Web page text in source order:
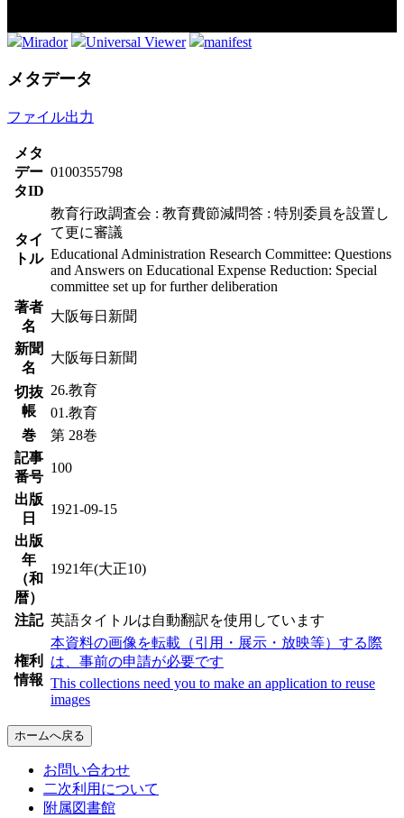
Mirador Universal Viewer manifest
メタデータ
ファイル出力
メタ
デー
タID
0100355798
タイ
トル
教育行政調査会 : 教育費節減問答 : 特別委員を設置し
て更に審議
Educational Administration Research Committee: Questions
and Answers on Educational Expense Reduction: Special
committee set up for further deliberation
著者
名
大阪毎日新聞
新聞
名
大阪毎日新聞
切抜
帳
26.教育
01.教育
巻
第 28巻
記事
番号
100
出版
日
1921-09-15
出版
年
（和
暦）
1921年(大正10)
注記 英語タイトルは自動翻訳を使用しています
権利
情報
本資料の画像を転載（引用・展示・放映等）する際
は、事前の申請が必要です
This collections need you to make an application to reuse
images
ホームへ戻る
お問い合わせ
二次利用について
附属図書館